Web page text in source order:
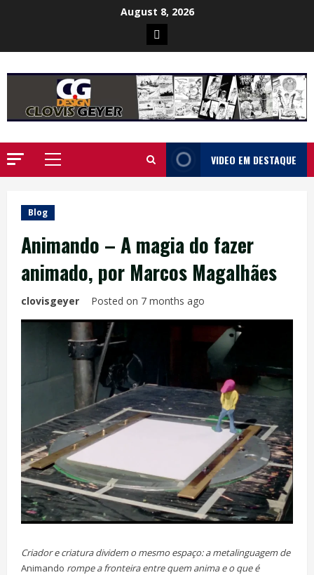
August 8, 2026
Poster
da
Ilha
Primary
VIDEO EM DESTAQUE
Blog
Animando – A magia do fazer
animado, por Marcos Magalhães
clovisgeyer Posted on 7 months ago
Criador e criatura dividem o mesmo espaço: a metalinguagem de
Animando rompe a fronteira entre quem anima e o que é